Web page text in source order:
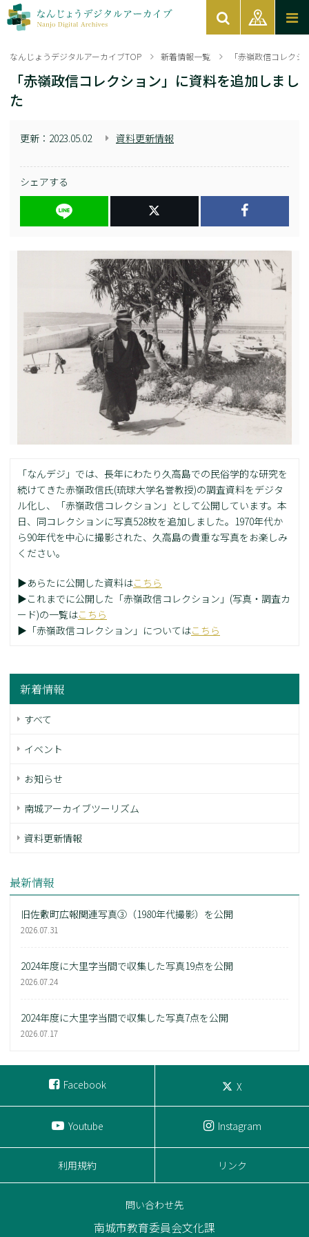
なんじょうデジタルアーカイブTOP 新着情報一覧 「赤嶺政信コレク
「赤嶺政信コレクション」に資料を追加しまし
た
更新： 2023.05.02 資料更新情報
シェアする
「なんデジ」では、長年にわたり久高島での民俗学的な研究を
続けてきた赤嶺政信氏(琉球大学名誉教授)の調査資料をデジタ
ル化し、「赤嶺政信コレクション」として公開しています。本
日、同コレクションに写真528枚を追加しました。1970年代か
ら90年代を中心に撮影された、久高島の貴重な写真をお楽しみ
ください。
▶あらたに公開した資料はこちら
▶これまでに公開した「赤嶺政信コレクション」(写真・調査カ
ード)の一覧はこちら
▶「赤嶺政信コレクション」についてはこちら
新着情報
すべて
イベント
お知らせ
南城アーカイブツーリズム
資料更新情報
最新情報
旧佐敷町広報関連写真③（1980年代撮影）を公開
2026.07.31
2024年度に大里字当間で収集した写真19点を公開
2026.07.24
2024年度に大里字当間で収集した写真7点を公開
2026.07.17
Facebook X
Youtube Instagram
利用規約 リンク
問い合わせ先
南城市教育委員会文化課